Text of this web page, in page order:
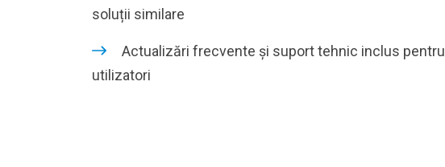
soluții similare
Actualizări frecvente și suport tehnic inclus pentru
utilizatori